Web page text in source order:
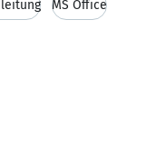
MS Office